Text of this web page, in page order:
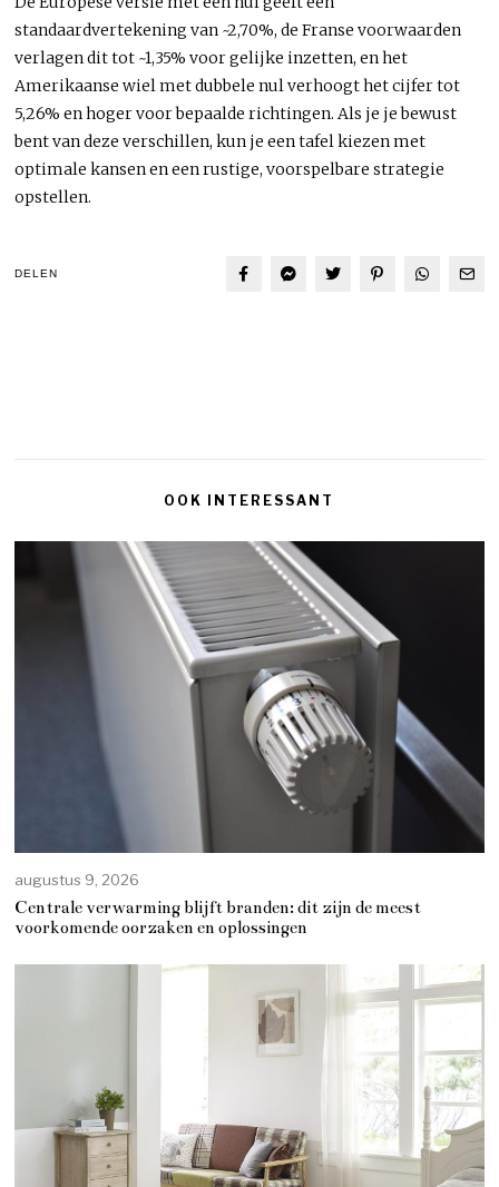
standaardvertekening van ~2,70%, de Franse voorwaarden
verlagen dit tot ~1,35% voor gelijke inzetten, en het
Amerikaanse wiel met dubbele nul verhoogt het cijfer tot
5,26% en hoger voor bepaalde richtingen. Als je je bewust
bent van deze verschillen, kun je een tafel kiezen met
optimale kansen en een rustige, voorspelbare strategie
opstellen.
DELEN
OOK INTERESSANT
augustus 9, 2026
Centrale verwarming blijft branden: dit zijn de meest
voorkomende oorzaken en oplossingen